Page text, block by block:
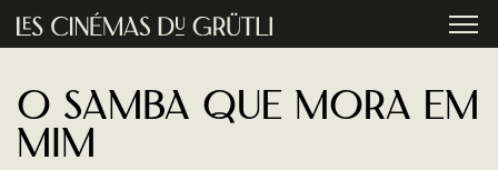
Aller au contenu principal
O Samba Que Mora Em
Mim